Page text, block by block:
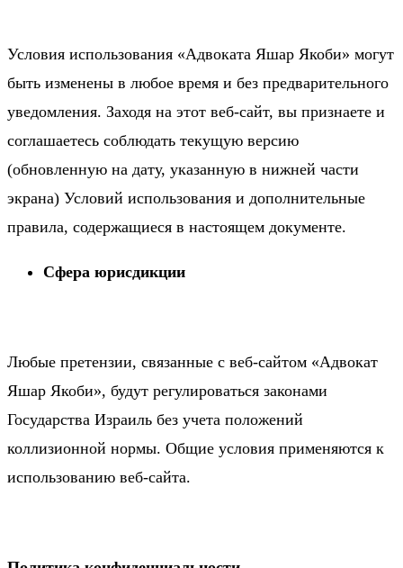
Условия использования «Адвоката Яшар Якоби» могут
быть изменены в любое время и без предварительного
уведомления. Заходя на этот веб-сайт, вы признаете и
соглашаетесь соблюдать текущую версию
(обновленную на дату, указанную в нижней части
экрана) Условий использования и дополнительные
правила, содержащиеся в настоящем документе.
Сфера юрисдикции
Любые претензии, связанные с веб-сайтом «Адвокат
Яшар Якоби», будут регулироваться законами
Государства Израиль без учета положений
коллизионной нормы. Общие условия применяются к
использованию веб-сайта.